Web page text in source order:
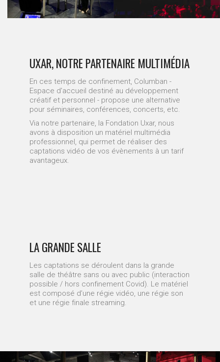
UXAR, NOTRE PARTENAIRE MULTIMÉDIA
En ces temps de confinement, Columban -
Espace d'accueil destiné au développement
créatif et personnel - propose une alternative
pour séminaires, conférences, concerts, etc.
Via notre partenaire, la Fondation Uxar, nous
avons à disposition un matériel multimédia
professionnel, qui permet de réaliser des
captations vidéo de vos évènements à un tarif
avantageux.
LA GRANDE SALLE
Les captations se déroulent dans la grande
salle de théâtre sans ou avec public (interaction
possible / hors confinement Covid). Le matériel
est composé d’une régie vidéo, une régie son
et une régie finale streaming.